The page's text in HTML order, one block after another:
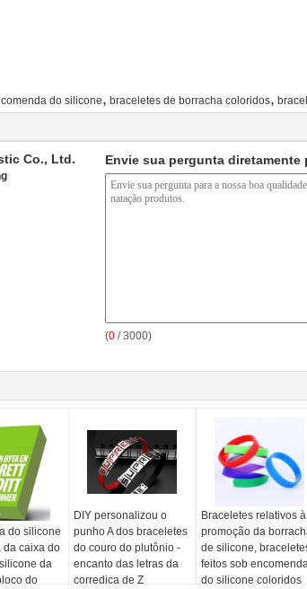
do silicone, braceletes de borracha coloridos,
Co., Ltd. Envie sua pergunta diretamente
(0 / 3000)
do silicone
da caixa do
da
do
DIY personalizou o
punho A dos braceletes
do couro do plutônio -
encanto das letras da
corrediça de Z
Braceletes relativos à
promoção da
de silicone,
feitos sob encomenda
do silicone coloridos